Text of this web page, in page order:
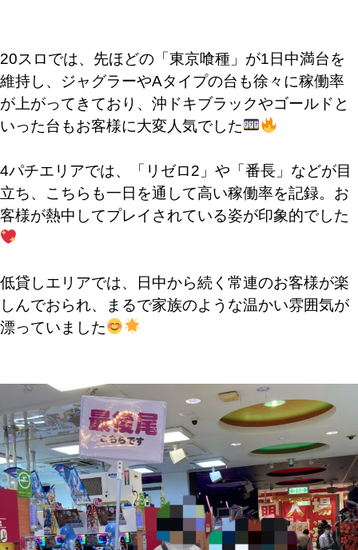
20スロでは、先ほどの「東京喰種」が1日中満台を
維持し、ジャグラーやAタイプの台も徐々に稼働率
が上がってきており、沖ドキブラックやゴールドと
いった台もお客様に大変人気でした
4パチエリアでは、「リゼロ2」や「番長」などが目
立ち、こちらも一日を通して高い稼働率を記録。お
客様が熱中してプレイされている姿が印象的でした
低貸しエリアでは、日中から続く常連のお客様が楽
しんでおられ、まるで家族のような温かい雰囲気が
漂っていました